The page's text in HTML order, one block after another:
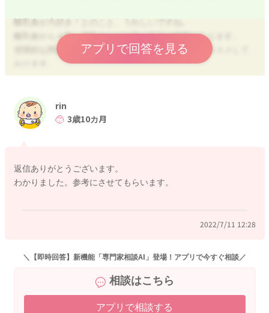
離乳食が大好き！とのこと、うれしいですね。
離乳食から４割、授乳からが６割が目安の時期になります。
習慣的な間食は１歳以降の卒乳を考える頃からをオススメして
授乳はバランスが取れた大切な栄養源となりますので、授乳量
３回食は９ヶ月～
間食は１歳～がオススメです。
アプリで回答を見る
rin
3歳10カ月
返信ありがとうございます。
わかりました。参考にさせてもらいます。
2022/7/11 12:28
＼【即時回答】新機能「専門家相談AI」登場！アプリで今すぐ相談／
相談はこちら
アプリで相談する